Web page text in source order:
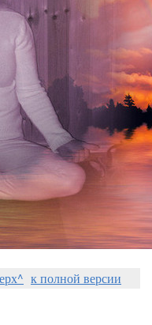
к полной версии